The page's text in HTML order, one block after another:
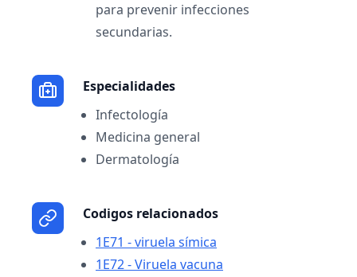
para prevenir infecciones
secundarias.
Especialidades
Infectología
Medicina general
Dermatología
Codigos relacionados
1E71 - viruela símica
1E72 - Viruela vacuna